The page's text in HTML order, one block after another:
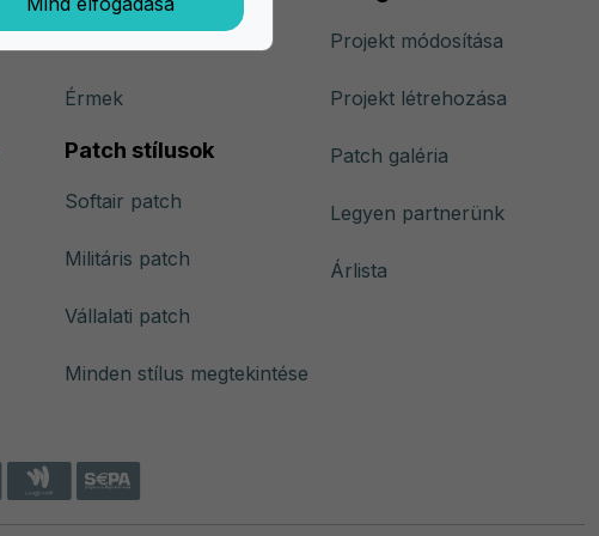
Érmek
Patch stílusok
Softair patch
Militáris patch
Vállalati patch
Minden stílus megtekintése
Projekt módosítása
Projekt létrehozása
Patch galéria
Legyen partnerünk
Árlista